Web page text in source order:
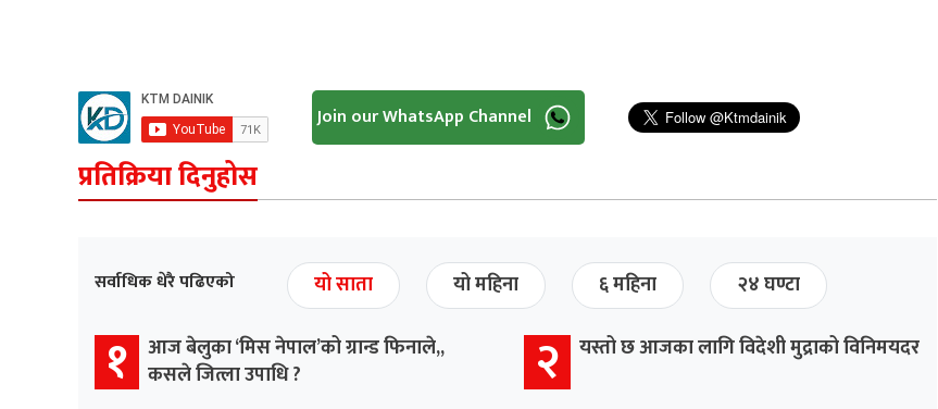
Join our WhatsApp Channel
प्रतिक्रिया दिनुहोस
सर्वाधिक धेरै पढिएको यो साता यो महिना ६ महिना २४ घण्टा
१
आज बेलुका ‘मिस नेपाल’को ग्रान्ड फिनाले,,
कसले जित्ला उपाधि ?
२ यस्तो छ आजका लागि विदेशी मुद्राको विनिमयदर